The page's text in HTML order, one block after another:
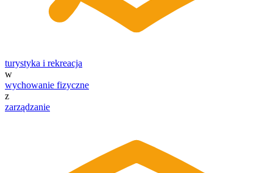
turystyka i rekreacja
w
wychowanie fizyczne
z
zarządzanie